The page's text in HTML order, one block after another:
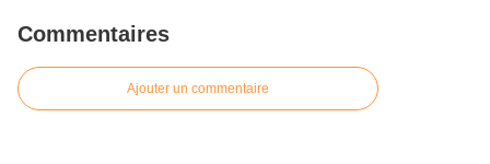
Commentaires
Ajouter un commentaire